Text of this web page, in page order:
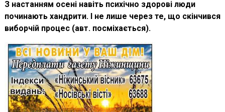
З настанням осені навіть психічно здорові люди
починають хандрити. І не лише через те, що скінчився
виборчій процес (авт. посміхається).